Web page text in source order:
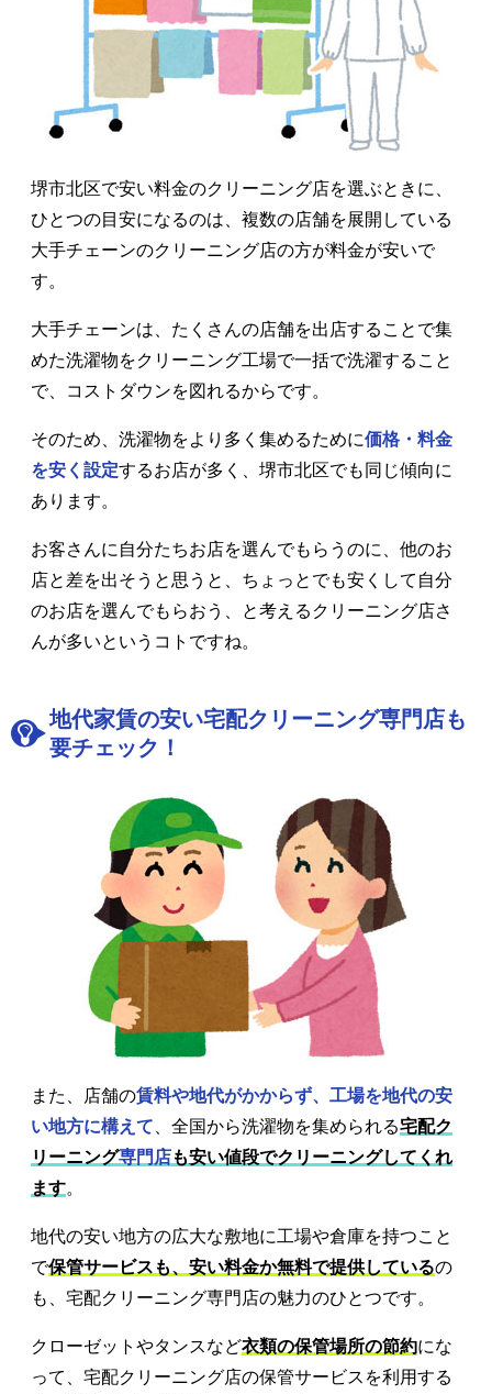
堺市北区で安い料金のクリーニング店を選ぶときに、
ひとつの目安になるのは、複数の店舗を展開している
大手チェーンのクリーニング店の方が料金が安いで
す。
大手チェーンは、たくさんの店舗を出店することで集
めた洗濯物をクリーニング工場で一括で洗濯すること
で、コストダウンを図れるからです。
そのため、洗濯物をより多く集めるために価格・料金
を安く設定するお店が多く、堺市北区でも同じ傾向に
あります。
お客さんに自分たちお店を選んでもらうのに、他のお
店と差を出そうと思うと、ちょっとでも安くして自分
のお店を選んでもらおう、と考えるクリーニング店さ
んが多いというコトですね。
地代家賃の安い宅配クリーニング専門店も
要チェック！
また、店舗の賃料や地代がかからず、工場を地代の安
い地方に構えて 、全国から洗濯物を集められる宅配ク
リーニング専門店も安い値段でクリーニングしてくれ
ます。
地代の安い地方の広大な敷地に工場や倉庫を持つこと
で保管サービスも、安い料金か無料で提供しているの
も、宅配クリーニング専門店の魅力のひとつです。
クローゼットやタンスなど衣類の保管場所の節約にな
って、宅配クリーニング店の保管サービスを利用する